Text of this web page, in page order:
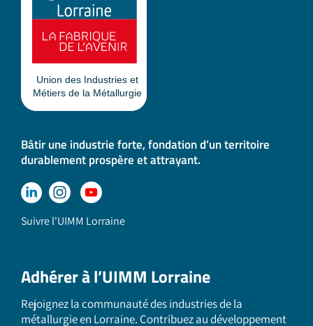
Bâtir une industrie forte, fondation d’un territoire
durablement prospère et attrayant.
Suivre l'UIMM Lorraine
Adhérer à l’UIMM Lorraine
Rejoignez la communauté des industries de la
métallurgie en Lorraine. Contribuez au développement